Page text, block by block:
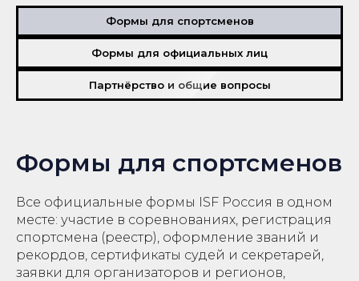
Формы для спортсменов
Формы для официальных лиц
Партнёрство и общие вопросы
Формы для спортсменов
Все официальные формы ISF Россия в одном
месте: участие в соревнованиях, регистрация
спортсмена (реестр), оформление званий и
рекордов, сертификаты судей и секретарей,
заявки для организаторов и регионов,